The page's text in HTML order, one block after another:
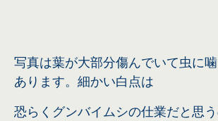
写真は葉が大部分傷んでいて虫に
あります。細かい白点は
恐らくグンバイムシの仕業だと思